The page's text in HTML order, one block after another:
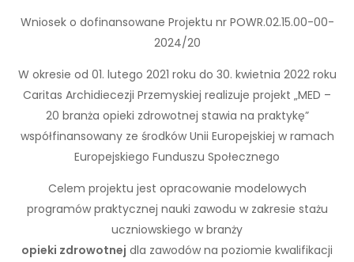
Wniosek o dofinansowane Projektu nr POWR.02.15.00-00-
2024/20
W okresie od 01. lutego 2021 roku do 30. kwietnia 2022 roku
Caritas Archidiecezji Przemyskiej realizuje projekt „MED –
20 branża opieki zdrowotnej stawia na praktykę”
współfinansowany ze środków Unii Europejskiej w ramach
Europejskiego Funduszu Społecznego
Celem projektu jest opracowanie modelowych
programów praktycznej nauki zawodu w zakresie stażu
uczniowskiego w branży
opieki zdrowotnej dla zawodów na poziomie kwalifikacji